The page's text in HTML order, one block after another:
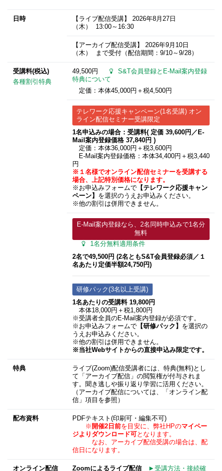
日時 【ライブ配信受講】 2026年8月27日
（木） 13:00～16:30
【アーカイブ配信受講】 2026年9月10日
（木） まで受付（配信期間：9/10～9/28）
受講料(税込)
各種割引特典
49,500円
S&T会員登録とE-Mail案内登録
特典について
定価：本体45,000円＋税4,500円
テレワーク応援キャンペーン(1名受講) オン
ライン配信セミナー受講限定
1名申込みの場合：受講料( 定価 39,600円／E-
Mail案内登録価格 37,840円 )
定価：本体36,000円＋税3,600円
E-Mail案内登録価格：本体34,400円＋税3,440
円
※１名様でオンライン配信セミナーを受講する
場合、上記特別価格になります。
※お申込みフォームで【テレワーク応援キャン
ペーン】
を選択のうえお申込みください。
※他の割引は併用できません。
E-Mail案内登録なら、2名同時申込みで1名分
無料
1名分無料適用条件
2名で49,500円 (2名ともS&T会員登録必須／１
名あたり定価半額24,750円)
研修パック(3名以上受講)
1名あたりの受講料 19,800円
本体18,000円＋税1,800円
※受講者全員のE-Mail案内登録が必須です。
※お申込みフォームで【研修パック】
を選択の
うえお申込みください。
※他の割引は併用できません。
※当社Webサイトからの直接申込み限定です。
特典
ライブ(Zoom)配信受講者には、特典(無料)とし
て「アーカイブ配信」の閲覧権が付与されま
す。聞き逃しや振り返り学習に活用ください。
（アーカイブ配信については、「オンライン配
信」項目を参照）
配布資料
PDFテキスト(印刷可・編集不可)
※ 開催2日前を目安に、弊社HPのマイペー
ジよりダウンロード可 となります。
なお、アーカイブ配信受講の場合は、配
信日になります。
オンライン配信 Zoomによるライブ配信
►受講方法・接続確